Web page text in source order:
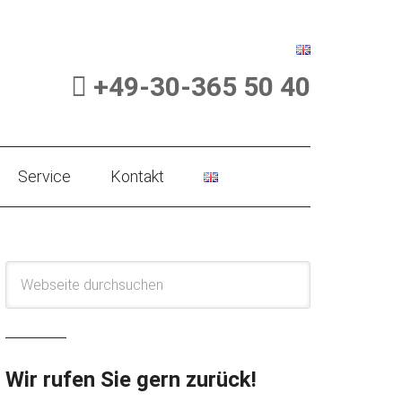
+49-30-365 50 40
Service Kontakt
Wir rufen Sie gern zurück!